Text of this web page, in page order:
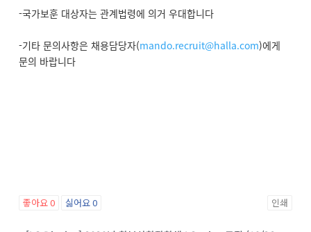
-국가보훈 대상자는 관계법령에 의거 우대합니다
-기타 문의사항은 채용담당자(mando.recruit@halla.com)에게
문의 바랍니다
좋아요0 싫어요0 인쇄